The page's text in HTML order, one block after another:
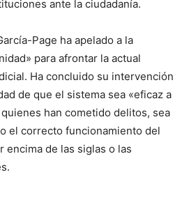
ante la ciudadanía.
Page ha apelado a la
para afrontar la actual
Ha concluido su intervención
de que el sistema sea «eficaz a
han cometido delitos, sea
el correcto funcionamiento del
encima de las siglas o las